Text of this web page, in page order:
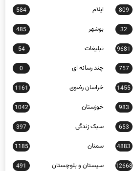
809 ایلام 584
32 بوشهر 485
9681 تبلیغات 54
757 چند رسانه ای 0
1455 خراسان رضوی 1161
983 خوزستان 1042
653 سبک زندگی 397
4883 سمنان 1185
12668 سیستان و بلوچستان 491